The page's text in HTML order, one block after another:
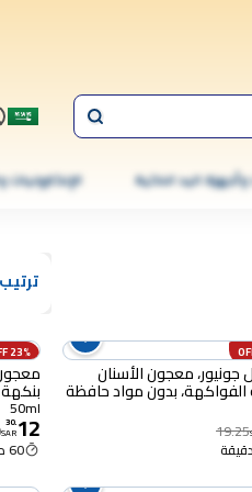
اليد الذكية الإلكترونيات
جونيور، معجون الأسنان
الفواكهة، بدون مواد حافظة
لوريث الصوديوم، لسنتين
19.25
23% OFF
بنكهة
50ml
12
.
30
SAR
60 دقيقة